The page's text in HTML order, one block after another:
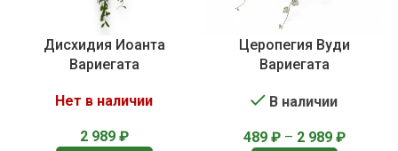
Дисхидия Иоанта
Вариегата
Нет в наличии
2 989 ₽
Церопегия Вуди
Вариегата
В наличии
489 ₽ – 2 989 ₽